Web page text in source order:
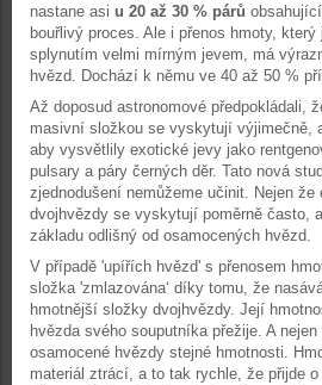
nastane asi u 20 až 30 % párů
bouřlivý proces. Ale i přenos hmoty,
splynutím velmi mírným jevem, má
hvězd. Dochází k němu ve 40 až 50 %
Až doposud astronomové předpokládali,
masivní složkou se vyskytují výjimečně,
aby vysvětlily exotické jevy jako
pulsary a páry černých děr. Tato nová
zjednodušení nemůžeme učinit. Nejen že
dvojhvězdy se vyskytují poměrně často,
základu odlišný od osamocených hvězd.
V případě 'upířích hvězd' s přenosem
složka 'zmlazována‘ díky tomu, že
hmotnější složky dvojhvězdy. Její
hvězda svého souputníka přežije. A
osamocené hvězdy stejné hmotnosti.
materiál ztrácí, a to tak rychle, že přijde